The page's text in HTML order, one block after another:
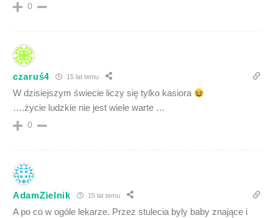
0
czaruś4 15 lat temu
W dzisiejszym świecie liczy się tylko kasiora
….życie ludzkie nie jest wiele warte …
0
AdamZielnik 15 lat temu
A po co w ogóle lekarze. Przez stulecia byly baby znające i